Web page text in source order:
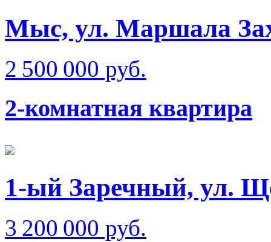
Мыс, ул. Маршала
2 500 000 руб.
2-комнатная квартира
1-ый Заречный, ул.
3 200 000 руб.